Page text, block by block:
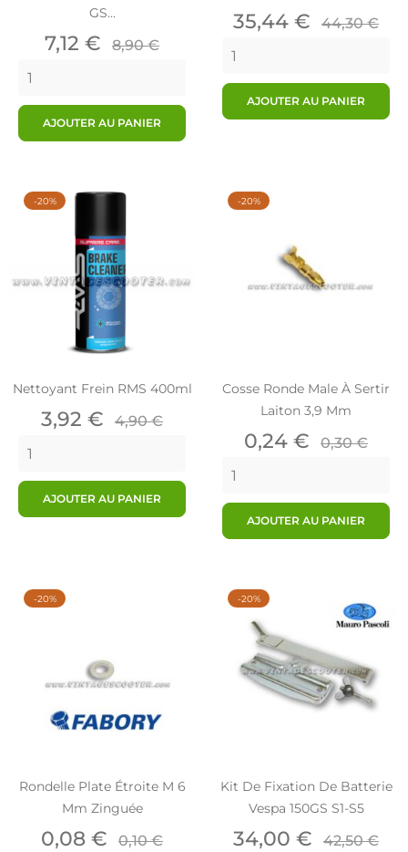
GS...
Prix
7,12 € Prix
8,90 €
AJOUTER AU PANIER
Prix
35,44 € Prix
44,30 €
AJOUTER AU PANIER
Nettoyant Frein RMS 400ml
Prix
3,92 € Prix
4,90 €
AJOUTER AU PANIER
-20%
Cosse Ronde Male À Sertir
Laiton 3,9 Mm
Prix
0,24 € Prix
0,30 €
AJOUTER AU PANIER
-20%
Rondelle Plate Étroite M 6
Mm Zinguée
Prix
0,08 € Prix
0,10 €
-20%
Kit De Fixation De Batterie
Vespa 150GS S1-S5
Prix
34,00 € Prix
42,50 €
-20%